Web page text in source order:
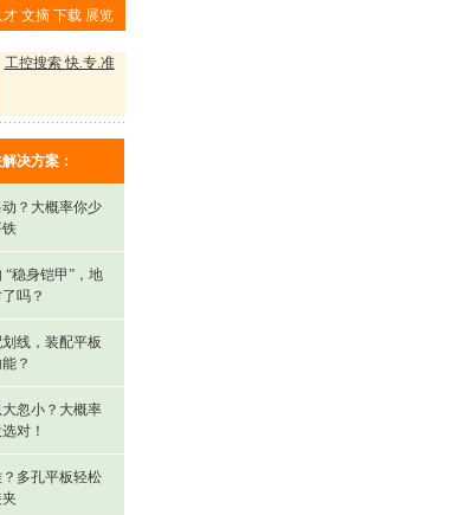
才 文摘 下载 展览
工控搜索 快.专.准
决方案：
？大概率你少
铁
“稳身铠甲”，地
吗？
线，装配平板
？
忽小？大概率
对！
多孔平板轻松